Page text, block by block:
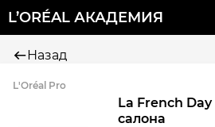
L’ORÉAL АКАДЕМИЯ
Назад
L'Oréal Pro
La French
салона